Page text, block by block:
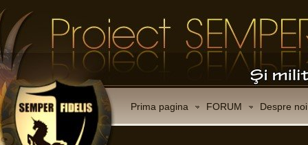
Prima pagina FORUM Despre noi